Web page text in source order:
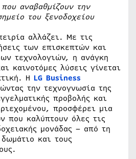
αναβαθμίζουν την
του ξενοδοχείου
αλλάζει. Με τις
των επισκεπτών και
τεχνολογιών, η ανάγκη
καινοτόμες λύσεις γίνεται
Η LG Business
την τεχνογνωσία της
προβολής και
προσφέρει μια
που καλύπτουν όλες τις
μονάδας – από τη
και τους